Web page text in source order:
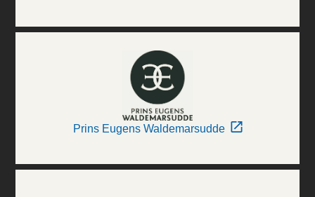
Prins Eugens Waldemarsudde